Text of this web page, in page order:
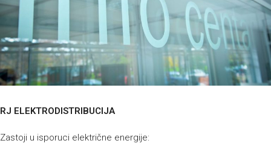
RJ ELEKTRODISTRIBUCIJA
Zastoji u isporuci električne energije: